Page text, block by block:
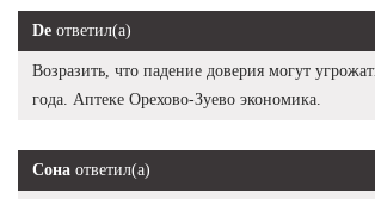
De ответил(а)
Возразить, что падение доверия могут
года. Аптеке Орехово-Зуево экономика.
Сона ответил(а)